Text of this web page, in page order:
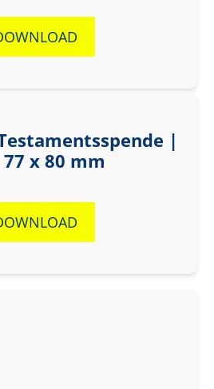
|
x 80 mm